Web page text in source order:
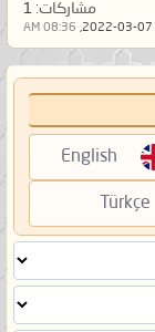
مشاركات:
08:36 AM
English
Türkçe